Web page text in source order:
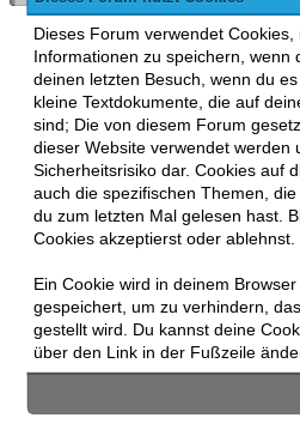
Dieses Forum verwendet
Informationen zu speichern, wenn
deinen letzten Besuch, wenn du
kleine Textdokumente, die auf
sind; Die von diesem Forum
dieser Website verwendet werden
Sicherheitsrisiko dar. Cookies auf
auch die spezifischen Themen,
du zum letzten Mal gelesen hast.
Cookies akzeptierst oder ablehnst.
Ein Cookie wird in deinem
gespeichert, um zu verhindern,
gestellt wird. Du kannst deine
über den Link in der Fußzeile
MyBB , mobile
Zur Desktop-Version
This forum usesLukasz